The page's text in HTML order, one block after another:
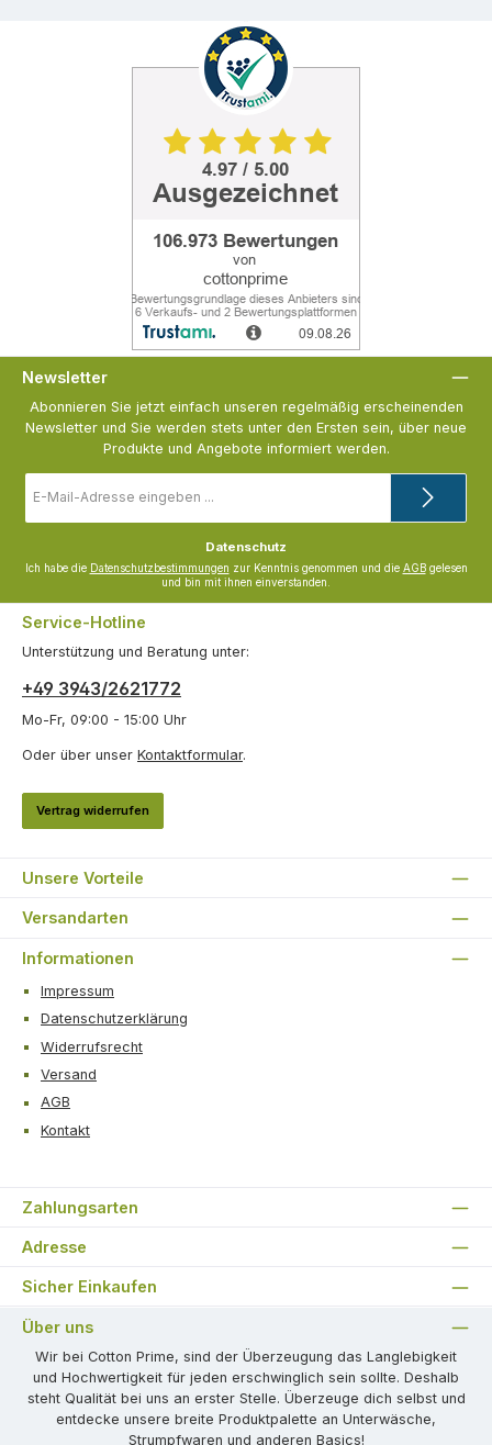
Newsletter
Abonnieren Sie jetzt einfach unseren regelmäßig erscheinenden
Newsletter und Sie werden stets unter den Ersten sein, über neue
Produkte und Angebote informiert werden.
Mail-
Datenschutz
Ich habe die Datenschutzbestimmungen zur Kenntnis genommen und die AGBgelesen
und bin mit ihnen einverstanden.
Service-Hotline
Unterstützung und Beratung unter:
+49 3943/2621772
Mo-Fr, 09:00 - 15:00 Uhr
Oder über unser Kontaktformular.
Vertrag widerrufen
Unsere Vorteile
Versandarten
Informationen
Impressum
Datenschutzerklärung
Widerrufsrecht
Versand
AGB
Kontakt
Zahlungsarten
Adresse
Sicher Einkaufen
Über uns
Wir bei Cotton Prime, sind der Überzeugung das Langlebigkeit
und Hochwertigkeit für jeden erschwinglich sein sollte. Deshalb
steht Qualität bei uns an erster Stelle. Überzeuge dich selbst und
entdecke unsere breite Produktpalette an Unterwäsche,
Strumpfwaren und anderen Basics!